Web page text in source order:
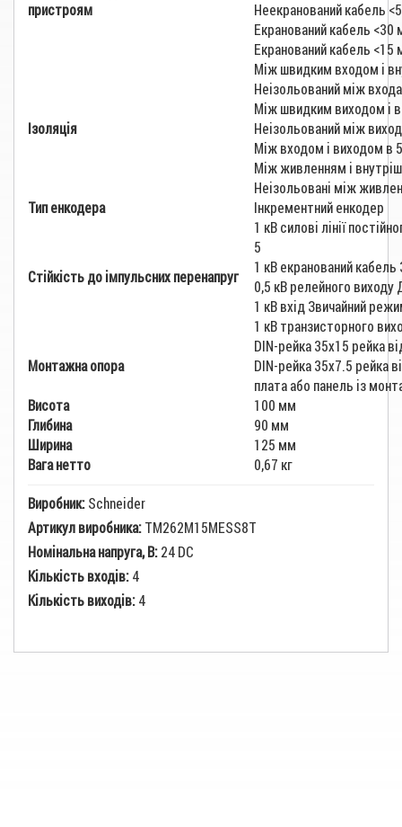
пристроям
Неекранований кабель
Екранований кабель
Екранований кабель <15
Ізоляція
Між швидким входом і
Неізольований між
Між швидким виходом і
Неізольований між
Між входом і виходом в
Між живленням і
Неізольовані між
Тип енкодера
Інкрементний енкодер
Стійкість до імпульсних перенапруг
1 кВ силові лінії
5
1 кВ екранований
0,5 кВ релейного
1 кВ вхід Звичайний
1 кВ транзисторного
Монтажна опора
DIN-рейка 35х15 рейка
DIN-рейка 35х7.5 рейка
плата або панель із
Висота
100 мм
Глибина
90 мм
Ширина
125 мм
Вага нетто
0,67 кг
Виробник: Schneider
Артикул виробника: TM262M15MESS8T
Номінальна напруга, В: 24 DC
Кількість входів: 4
Кількість виходів: 4